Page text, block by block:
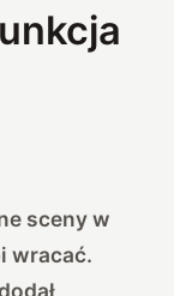
sceny w
wracać.